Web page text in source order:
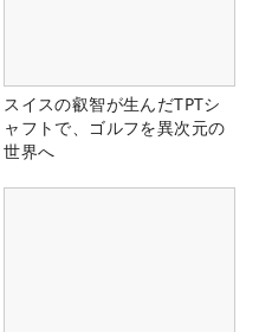
スイスの叡智が生んだTPTシ
ャフトで、ゴルフを異次元の
世界へ